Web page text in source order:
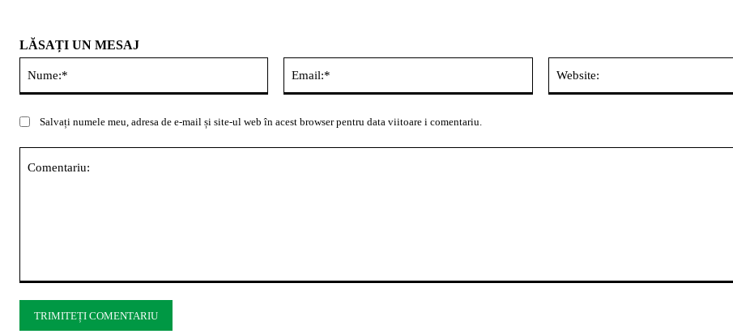
LĂSAȚI UN MESAJ
Salvați numele meu, adresa de e-mail și site-ul web în acest browser pentru data viitoare i comentariu.